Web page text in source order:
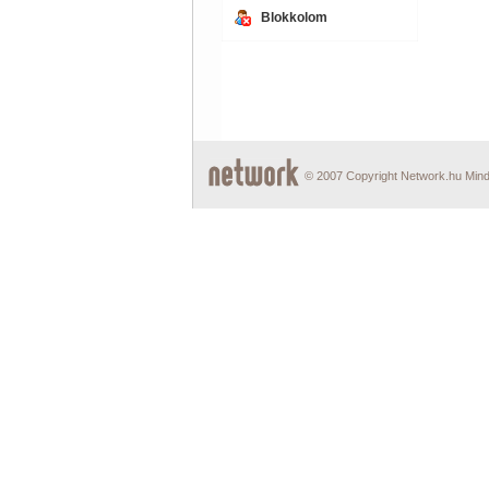
Blokkolom
© 2007 Copyright Network.hu